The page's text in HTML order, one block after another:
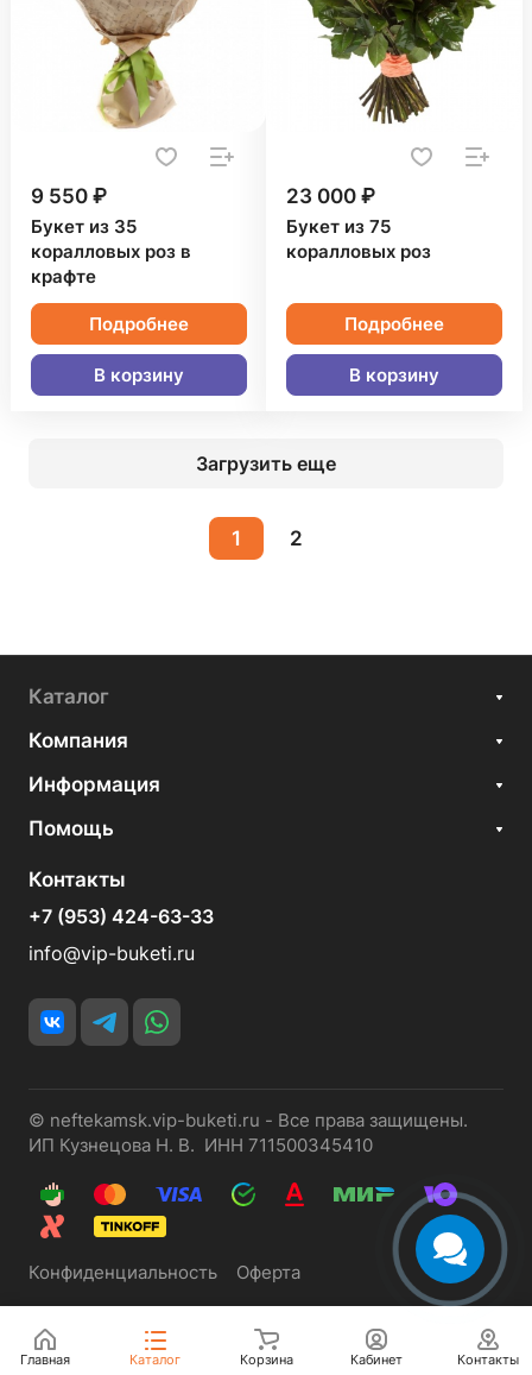
9 550 ₽
Букет из 35
коралловых роз в
крафте
Подробнее
В корзину
23 000 ₽
Букет из 75
коралловых роз
Подробнее
В корзину
Загрузить еще
1 2
Каталог
Компания
Информация
Помощь
Контакты
+7 (953) 424-63-33
info@vip-buketi.ru
© neftekamsk.vip-buketi.ru - Все права защищены.
ИП Кузнецова Н. В. ИНН 711500345410
Конфиденциальность Оферта
Главная Каталог Корзина Кабинет Контакты